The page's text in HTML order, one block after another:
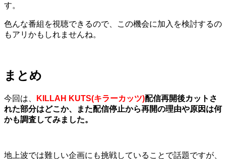
す。
色んな番組を視聴できるので、この機会に加入を検討するの
もアリかもしれませんね。
まとめ
今回は、 KILLAH KUTS(キラーカッツ)配信再開後カットさ
れた部分はどこか、また配信停止から再開の理由や原因は何
かも調査してみました。
地上波では難しい企画にも挑戦していることで話題ですが、